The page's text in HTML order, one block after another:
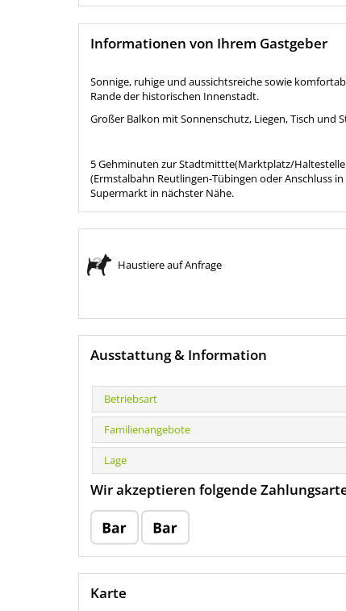
Informationen von Ihrem Gastgeber
Sonnige, ruhige und aussichtsreiche sowie
Rande der historischen Innenstadt.
Großer Balkon mit Sonnenschutz, Liegen, Tisch und
5 Gehminuten zur Stadtmittte(Marktplatz/
(Ermstalbahn Reutlingen-Tübingen oder Anschluss
Supermarkt in nächster Nähe.
Haustiere auf Anfrage
Ausstattung & Information
Betriebsart
Familienangebote
Lage
Wir akzeptieren folgende
Karte